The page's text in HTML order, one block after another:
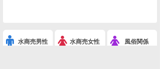
水商売男性 水商売女性 風俗関係